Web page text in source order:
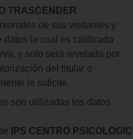
TRASCENDER
de sus visitantes y
datos la cual es calificada
y solo será revelada por
del titular o
lo solicite.
son utilizadas los datos
IPS CENTRO